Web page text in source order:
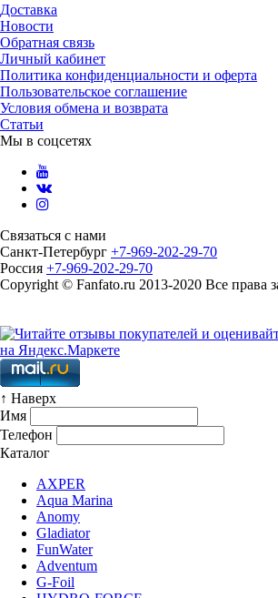
Доставка
Новости
Обратная связь
Личный кабинет
Политика конфиденциальности и оферта
Пользовательское соглашение
Условия обмена и возврата
Статьи
Мы в соцсетях
Связаться с нами
Санкт-Петербург +7-969-202-29-70
Россия +7-969-202-29-70
Copyright © Fanfato.ru 2013-2020 Все права
↑ Наверх
Имя
Телефон
Каталог
AXPER
Aqua Marina
Anomy
Gladiator
FunWater
Adventum
G-Foil